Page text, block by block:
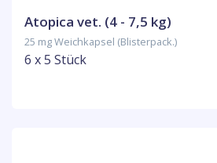
Atopica vet. (4 - 7,5 kg)
25 mg Weichkapsel (Blisterpack.)
6 x 5 Stück